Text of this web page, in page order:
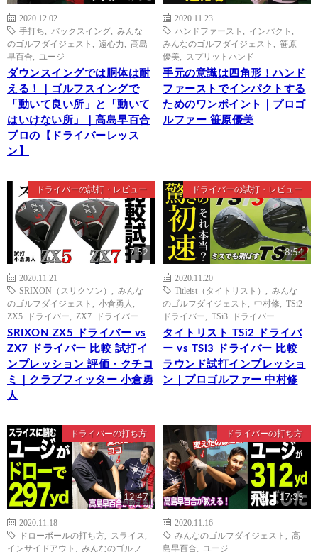
2020.12.02
手打ち
バックスイング
みんな
のゴルフダイジェスト
遠心力
高島
早百合
ユージ
ダウンスイングでは胴体は耐
える！｜ゴルフスイングで
「動いて良い所」と「動いて
はいけない所」｜高島早百合
プロの【ドライバーレッス
ン】
2020.11.23
ハンドファースト
インパクト
みんなのゴルフダイジェスト
笹原
優美
スプリットハンド
手元の意識は四角形！ハンド
ファーストでインパクトする
ためのワンポイント｜プロゴ
ルファー 笹原優美
ドライバーの試打・レビュー
7:52
2020.11.21
SRIXON（スリクソン）
みんな
のゴルフダイジェスト
小倉勇人
ZX5 ドライバー
ZX7 ドライバー
SRIXON ZX5 ドライバー vs
ZX7 ドライバー 比較 試打イ
ンプレッション 評価・クチコ
ミ｜クラブフィッター 小倉勇
人
ドライバーの試打・レビュー
8:54
2020.11.20
Titleist（タイトリスト）
みんな
のゴルフダイジェスト
中村修
TSi2
ドライバー
TSi3 ドライバー
タイトリスト TSi2 ドライバ
ー vs TSi3 ドライバー 比較
ラウンド試打インプレッショ
ン｜プロゴルファー 中村修
ドライバーの打ち方
12:47
2020.11.18
ドローボールの打ち方
スライス
インサイドアウト
みんなのゴルフ
ドライバーの打ち方
17:35
2020.11.16
みんなのゴルフダイジェスト
高
島早百合
ユージ